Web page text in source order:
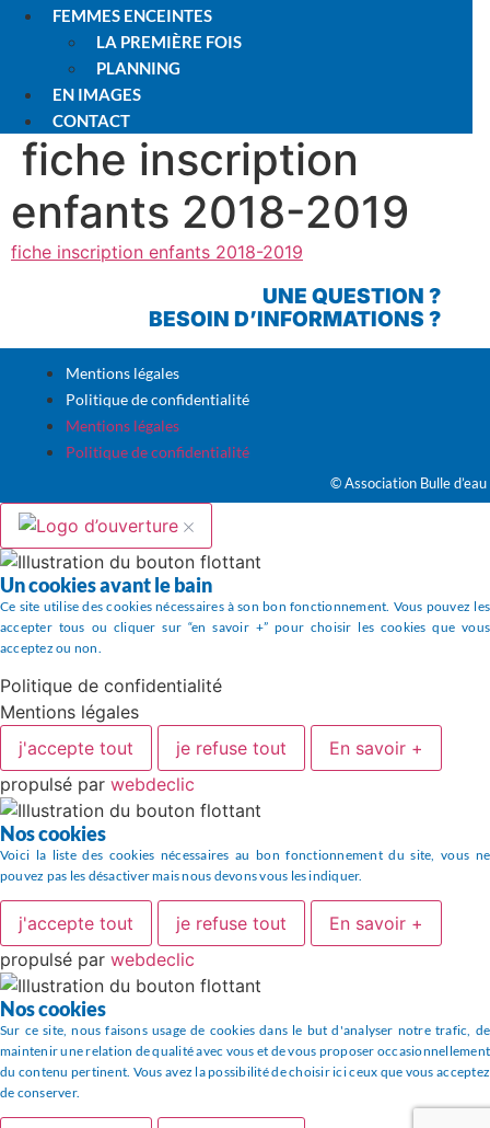
FEMMES ENCEINTES
LA PREMIÈRE FOIS
PLANNING
EN IMAGES
CONTACT
fiche inscription
enfants 2018-2019
fiche inscription enfants 2018-2019
UNE QUESTION ?
BESOIN D’INFORMATIONS ?
Mentions légales
Politique de confidentialité
Mentions légales
Politique de confidentialité
© Association Bulle d’eau
Un cookies avant le bain
Ce site utilise des cookies nécessaires à son bon fonctionnement. Vous pouvez les
accepter tous ou cliquer sur “en savoir +” pour choisir les cookies que vous
acceptez ou non.
Politique de confidentialité
Mentions légales
j'accepte tout
je refuse tout
En savoir +
propulsé par webdeclic
Nos cookies
Voici la liste des cookies nécessaires au bon fonctionnement du site, vous ne
pouvez pas les désactiver mais nous devons vous les indiquer.
j'accepte tout je refuse tout
En savoir +
propulsé par webdeclic
Nos cookies
Sur ce site, nous faisons usage de cookies dans le but d'analyser notre trafic, de
maintenir une relation de qualité avec vous et de vous proposer occasionnellement
du contenu pertinent. Vous avez la possibilité de choisir ici ceux que vous acceptez
de conserver.